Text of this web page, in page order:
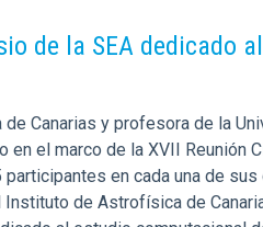
de la SEA dedicado
Canarias y profesora de la
el marco de la XVII Reunión
en cada una de
de Astrofísica de